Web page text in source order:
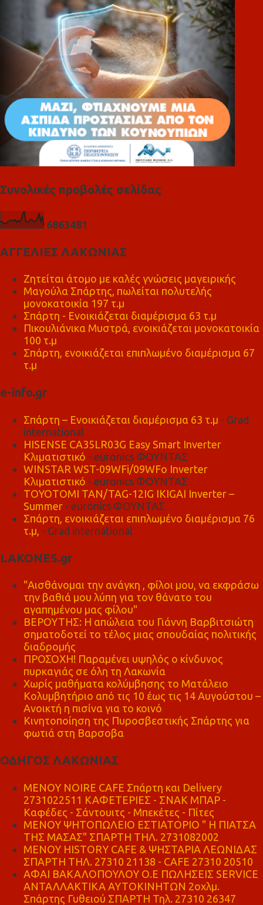
Συνολικές προβολές σελίδας
6863481
ΑΓΓΕΛΙΕΣ ΛΑΚΩΝΙΑΣ
Ζητείται άτομο με καλές γνώσεις μαγειρικής
Μαγούλα Σπάρτης, πωλείται πολυτελής
μονοκατοικία 197 τ.μ
Σπάρτη - Ενοικιάζεται διαμέρισμα 63 τ.μ
Πικουλιάνικα Μυστρά, ενοικιάζεται μονοκατοικία
100 τ.μ
Σπάρτη, ενοικιάζεται επιπλωμένο διαμέρισμα 67
τ.μ
e-info.gr
Σπάρτη – Ενοικιάζεται διαμέρισμα 63 τ.μ - Grad
international
HISENSE CA35LR03G Easy Smart Inverter
Κλιματιστικό - euronics ΦΟΥΝΤΑΣ
WINSTAR WST-09WFi/09WFo Inverter
Κλιματιστικό - euronics ΦΟΥΝΤΑΣ
TOYOTOMI TAN/TAG-12IG IKIGAI Inverter –
Summer - euronics ΦΟΥΝΤΑΣ
Σπάρτη, ενοικιάζεται επιπλωμένο διαμέρισμα 76
τ.μ, - Grad international
LAKONES.gr
"Αισθάνομαι την ανάγκη , φίλοι μου, να εκφράσω
την βαθιά μου λύπη για τον θάνατο του
αγαπημένου μας φίλου"
ΒΕΡΟΥΤΗΣ: Η απώλεια του Γιάννη Βαρβιτσιώτη
σηματοδοτεί το τέλος μιας σπουδαίας πολιτικής
διαδρομής
ΠΡΟΣΟΧΗ! Παραμένει υψηλός ο κίνδυνος
πυρκαγιάς σε όλη τη Λακωνία
Χωρίς μαθήματα κολύμβησης το Ματάλειο
Κολυμβητήριο από τις 10 έως τις 14 Αυγούστου –
Ανοικτή η πισίνα για το κοινό
Κινητοποίηση της Πυροσβεστικής Σπάρτης για
φωτιά στη Βαρσοβα
ΟΔΗΓΟΣ ΛΑΚΩΝΙΑΣ
MENOY NOIRE CAFE Σπάρτη και Delivery
2731022511 ΚΑΦΕΤΕΡΙΕΣ - ΣΝΑΚ ΜΠΑΡ -
Καφέδες - Σάντουιτς - Μπεκέτες - Πίτες
ΜΕΝΟΥ ΨΗΤΟΠΩΛΕΙΟ ΕΣΤΙΑΤΟΡΙΟ " Η ΠΙΑΤΣΑ
ΤΗΣ ΜΑΣΑΣ" ΣΠΑΡΤΗ ΤΗΛ. 2731082002
ΜΕΝΟΥ HISTORY CAFE & ΨΗΣΤΑΡΙΑ ΛΕΩΝΙΔΑΣ
ΣΠΑΡΤΗ ΤΗΛ. 27310 21138 - CAFE 27310 20510
ΑΦΑΙ ΒΑΚΑΛΟΠΟΥΛΟΥ Ο.Ε ΠΩΛΗΣΕΙΣ SERVICE
ΑΝΤΑΛΛΑΚΤΙΚΑ ΑΥΤΟΚΙΝΗΤΩΝ 2οχλμ.
Σπάρτης Γυθειού ΣΠΑΡΤΗ Τηλ. 27310 26347